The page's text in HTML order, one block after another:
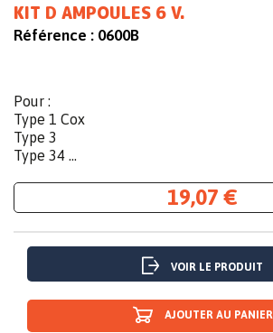
KIT D AMPOULES 6 V.
Référence : 0600B
Pour :
Type 1 Cox
Type 3
Type 34 ...
19,07 €
VOIR LE PRODUIT
AJOUTER AU PANIER